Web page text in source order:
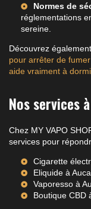
Normes de
réglementations
sereine.
Découvrez
pour arrêter de fumer
aide vraiment à
Nos services
Chez MY VAPO
services pour
Cigarette
Eliquide à
Vaporesso à
Boutique CBD